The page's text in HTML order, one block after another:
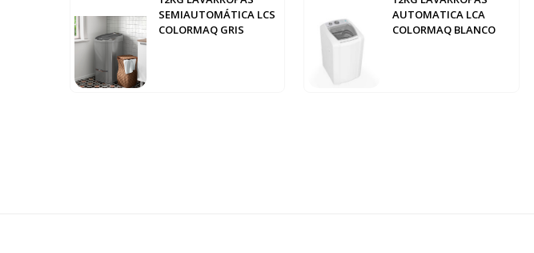
SEMIAUTOMÁTICA LCS
COLORMAQ GRIS
AUTOMATICA LCA
COLORMAQ BLANCO